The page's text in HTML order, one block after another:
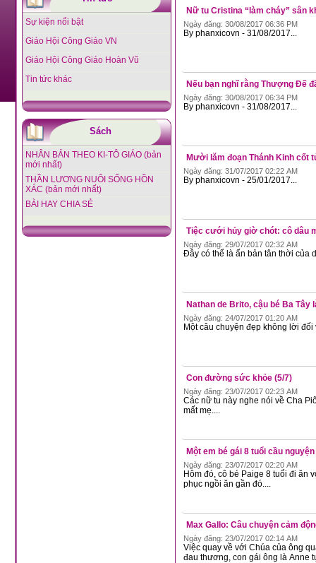
Sự kiện nổi bật
Giáo Hội Công Giáo VN
Giáo Hội Công Giáo Hoàn Vũ
Tin tức khác
Sách
NHÂN BẢN THEO KI-TÔ GIÁO (bản
mới nhất)
THẦN LƯƠNG NUÔI SỐNG HỒN
XÁC (bản mới nhất)
BÀI HAY CHIA SẺ
Nữ tu Cristina “làm cháy” sân
Ngày đăng: 30/08/2017 06:36 PM
By phanxicovn - 31/08/2017...
Nếu bạn nghĩ rằng Thượng Đế
Ngày đăng: 30/08/2017 06:34 PM
By phanxicovn - 31/08/2017...
Mười lăm đoạn Thánh Kinh cốt
Ngày đăng: 31/07/2017 02:22 AM
By phanxicovn - 25/01/2017...
Tiệc cưới hủy giờ chót: cô dâu
Ngày đăng: 29/07/2017 02:32 AM
Đây có thể là ấn bản tân thời của
Nathan de Brito, cậu bé Ba
Ngày đăng: 24/07/2017 01:20 AM
Một câu chuyện đẹp không lời
Con đường sức khỏe (5/7)
Ngày đăng: 23/07/2017 02:23 AM
Các nữ tu này nghe nói về Cha
mất mẹ....
Một em bé gái 8 tuổi cầu
Ngày đăng: 23/07/2017 02:20 AM
Hôm đó, cô bé Paige 8 tuổi đi ăn
phục ngồi ăn gần đó....
Max Gallo: Câu chuyện cảm
Ngày đăng: 23/07/2017 02:14 AM
Việc quay về với Chúa của ông
đau thương, con gái ông là Anne